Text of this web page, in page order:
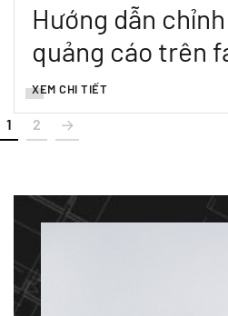
Hướng dẫn
quảng cáo trên
XEM CHI TIẾT
1 2